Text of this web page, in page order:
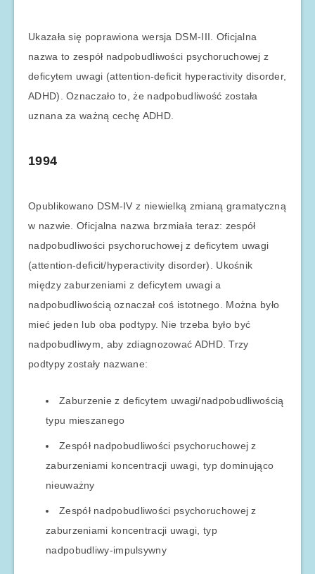
Ukazała się poprawiona wersja DSM-III. Oficjalna
nazwa to zespół nadpobudliwości psychoruchowej z
deficytem uwagi (attention-deficit hyperactivity disorder,
ADHD). Oznaczało to, że nadpobudliwość została
uznana za ważną cechę ADHD.
1994
Opublikowano DSM-IV z niewielką zmianą gramatyczną
w nazwie. Oficjalna nazwa brzmiała teraz: zespół
nadpobudliwości psychoruchowej z deficytem uwagi
(attention-deficit/hyperactivity disorder). Ukośnik
między zaburzeniami z deficytem uwagi a
nadpobudliwością oznaczał coś istotnego. Można było
mieć jeden lub oba podtypy. Nie trzeba było być
nadpobudliwym, aby zdiagnozować ADHD. Trzy
podtypy zostały nazwane:
Zaburzenie z deficytem uwagi/nadpobudliwością
typu mieszanego
Zespół nadpobudliwości psychoruchowej z
zaburzeniami koncentracji uwagi, typ dominująco
nieuważny
Zespół nadpobudliwości psychoruchowej z
zaburzeniami koncentracji uwagi, typ
nadpobudliwy-impulsywny